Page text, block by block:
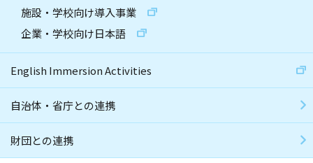
施設・学校向け導入事業
企業・学校向け日本語
English Immersion Activities
自治体・省庁との連携
財団との連携